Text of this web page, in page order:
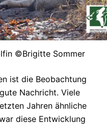
©Brigitte Sommer
ist die Beobachtung
Nachricht. Viele
Jahren ähnliche
diese Entwicklung